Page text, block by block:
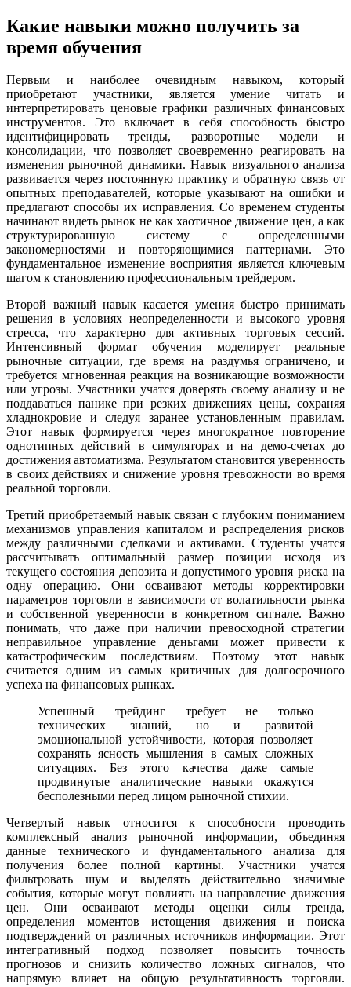
Какие навыки можно получить за
время обучения
Первым и наиболее очевидным навыком, который
приобретают участники, является умение читать и
интерпретировать ценовые графики различных финансовых
инструментов. Это включает в себя способность быстро
идентифицировать тренды, разворотные модели и
консолидации, что позволяет своевременно реагировать на
изменения рыночной динамики. Навык визуального анализа
развивается через постоянную практику и обратную связь от
опытных преподавателей, которые указывают на ошибки и
предлагают способы их исправления. Со временем студенты
начинают видеть рынок не как хаотичное движение цен, а как
структурированную систему с определенными
закономерностями и повторяющимися паттернами. Это
фундаментальное изменение восприятия является ключевым
шагом к становлению профессиональным трейдером.
Второй важный навык касается умения быстро принимать
решения в условиях неопределенности и высокого уровня
стресса, что характерно для активных торговых сессий.
Интенсивный формат обучения моделирует реальные
рыночные ситуации, где время на раздумья ограничено, и
требуется мгновенная реакция на возникающие возможности
или угрозы. Участники учатся доверять своему анализу и не
поддаваться панике при резких движениях цены, сохраняя
хладнокровие и следуя заранее установленным правилам.
Этот навык формируется через многократное повторение
однотипных действий в симуляторах и на демо-счетах до
достижения автоматизма. Результатом становится уверенность
в своих действиях и снижение уровня тревожности во время
реальной торговли.
Третий приобретаемый навык связан с глубоким пониманием
механизмов управления капиталом и распределения рисков
между различными сделками и активами. Студенты учатся
рассчитывать оптимальный размер позиции исходя из
текущего состояния депозита и допустимого уровня риска на
одну операцию. Они осваивают методы корректировки
параметров торговли в зависимости от волатильности рынка
и собственной уверенности в конкретном сигнале. Важно
понимать, что даже при наличии превосходной стратегии
неправильное управление деньгами может привести к
катастрофическим последствиям. Поэтому этот навык
считается одним из самых критичных для долгосрочного
успеха на финансовых рынках.
Успешный трейдинг требует не только
технических знаний, но и развитой
эмоциональной устойчивости, которая позволяет
сохранять ясность мышления в самых сложных
ситуациях. Без этого качества даже самые
продвинутые аналитические навыки окажутся
бесполезными перед лицом рыночной стихии.
Четвертый навык относится к способности проводить
комплексный анализ рыночной информации, объединяя
данные технического и фундаментального анализа для
получения более полной картины. Участники учатся
фильтровать шум и выделять действительно значимые
события, которые могут повлиять на направление движения
цен. Они осваивают методы оценки силы тренда,
определения моментов истощения движения и поиска
подтверждений от различных источников информации. Этот
интегративный подход позволяет повысить точность
прогнозов и снизить количество ложных сигналов, что
напрямую влияет на общую результативность торговли.